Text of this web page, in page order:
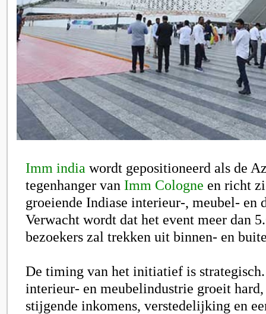
Imm india wordt gepositioneerd als de
tegenhanger van Imm Cologne en richt
groeiende Indiase interieur-, meubel- en
Verwacht wordt dat het event meer dan
bezoekers zal trekken uit binnen- en
De timing van het initiatief is
interieur- en meubelindustrie groeit hard,
stijgende inkomens, verstedelijking en